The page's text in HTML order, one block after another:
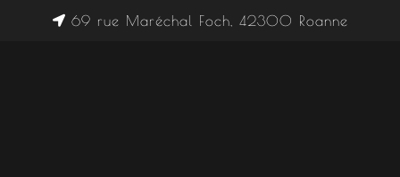
69 rue Maréchal Foch, 42300 Roanne